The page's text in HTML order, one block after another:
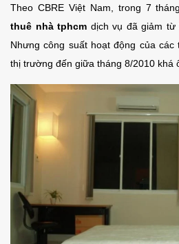
Theo CBRE Việt Nam, trong 7
thuê nhà tphcm dịch vụ đã giảm từ
Nhưng công suất hoạt động của
thị trường đến giữa tháng 8/2010 khá